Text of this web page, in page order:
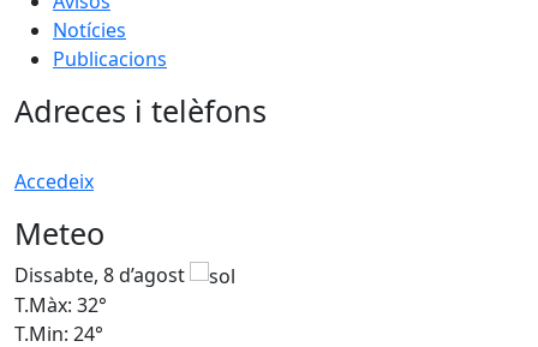
Notícies
Publicacions
Adreces i telèfons
Accedeix
Meteo
Dissabte, 8 d’agost
T.Màx: 32°
T.Min: 24°